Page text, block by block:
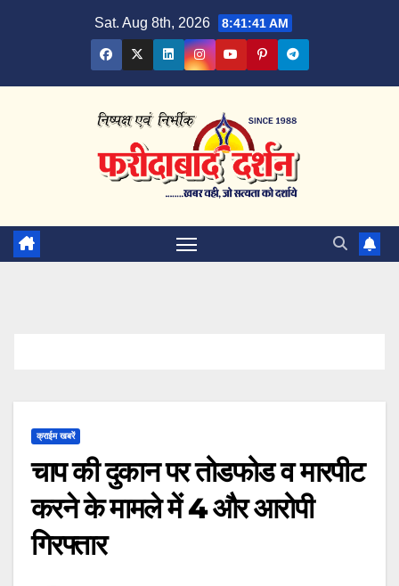
Sat. Aug 8th, 2026 8:41:42 AM
क्राईम खबरें
चाप की दुकान पर तोडफोड व मारपीट
करने के मामले में 4 और आरोपी
गिरफ्तार